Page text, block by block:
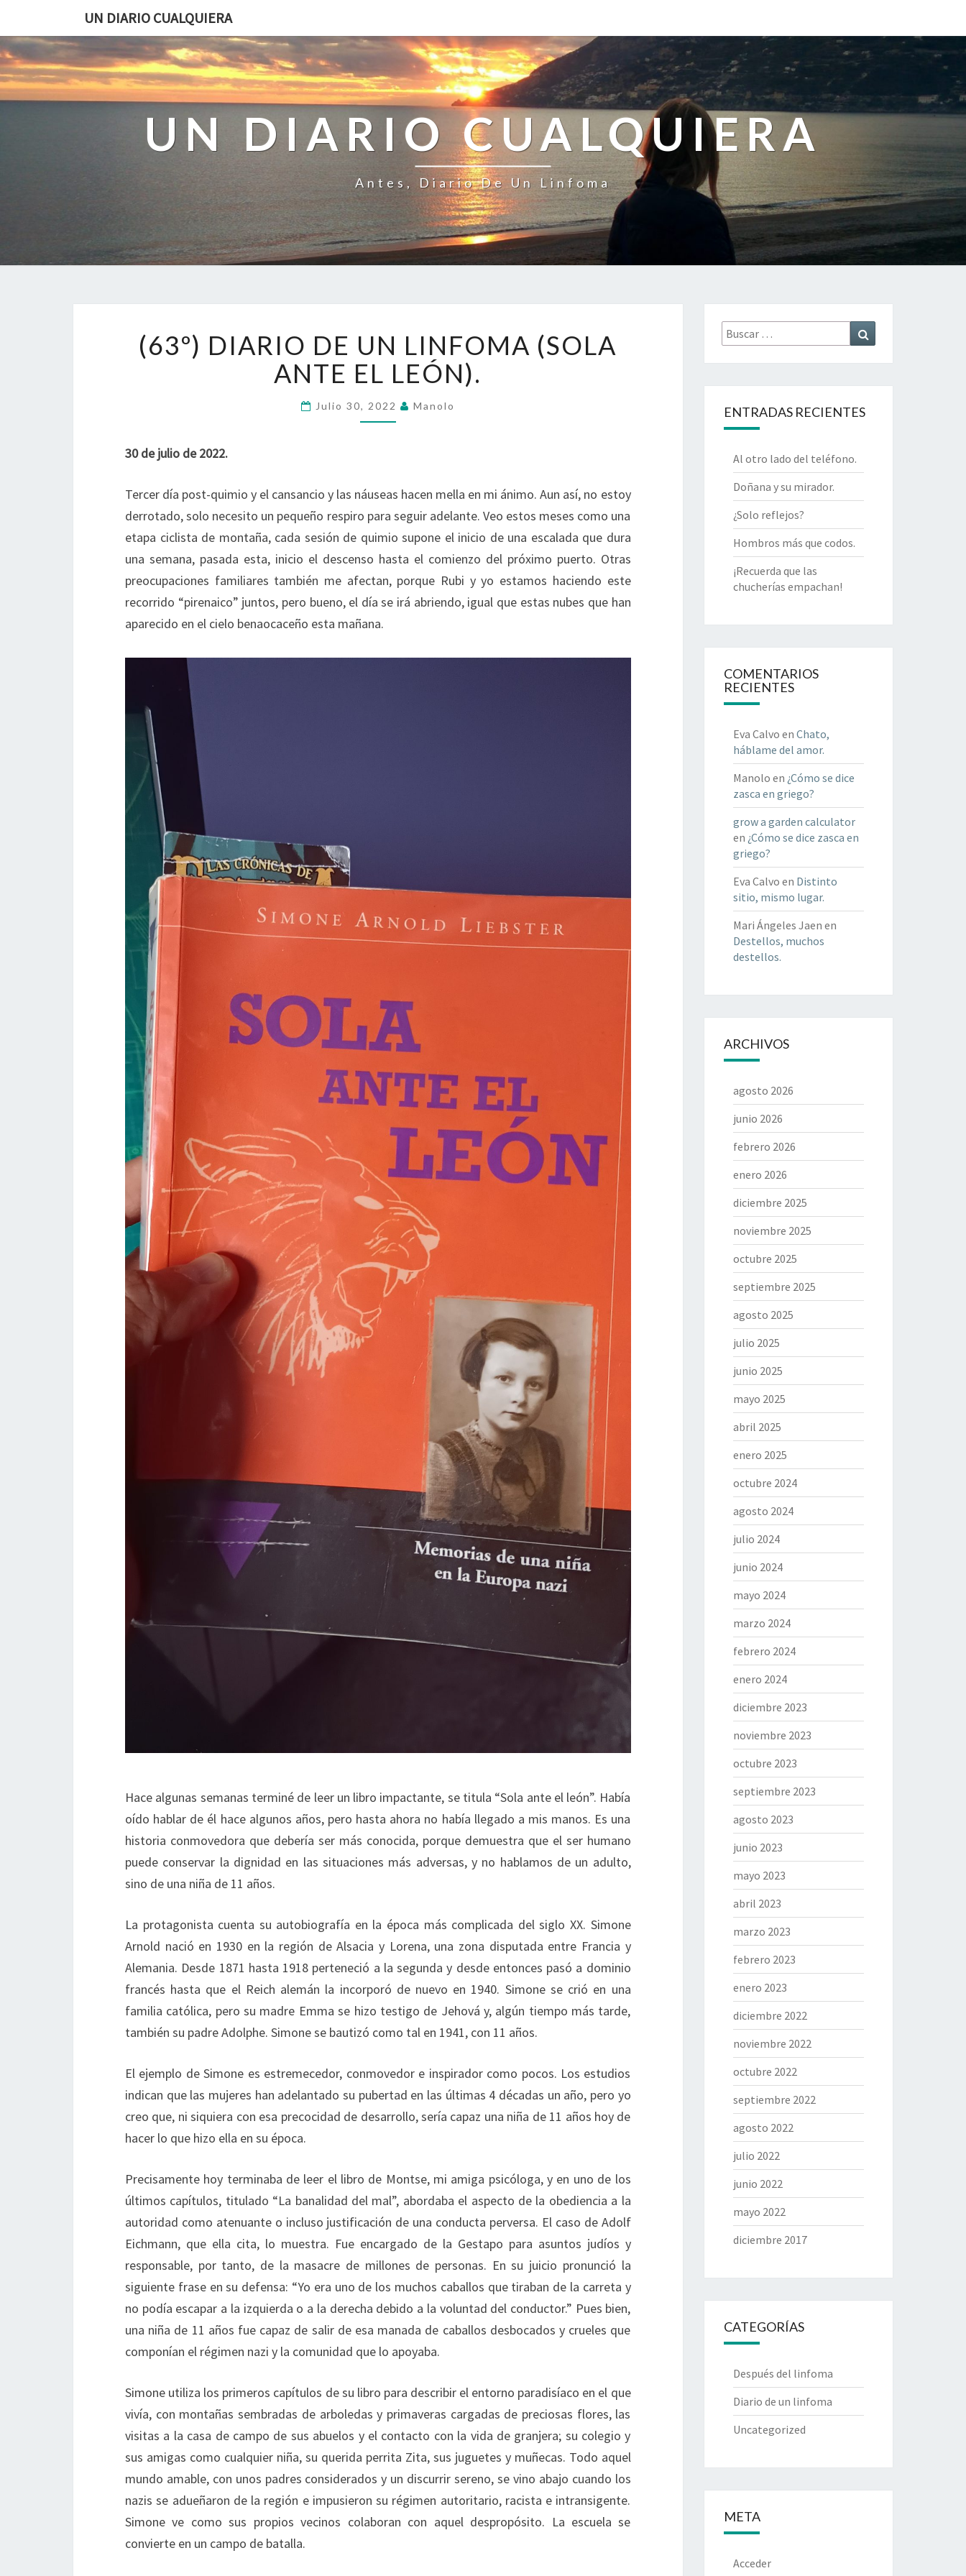
UN DIARIO CUALQUIERA
UN DIARIO CUALQUIERA
Antes, Diario De Un Linfoma
DIARIO
DE
UN
(SOLA
(63º) DIARIO DE UN LINFOMA (SOLA
ANTE EL LEÓN).
Julio 30, 2022 Manolo
30 de julio de 2022.
Tercer día post-quimio y el cansancio y las náuseas hacen mella en mi ánimo. Aun así, no estoy
derrotado, solo necesito un pequeño respiro para seguir adelante. Veo estos meses como una
etapa ciclista de montaña, cada sesión de quimio supone el inicio de una escalada que dura
una semana, pasada esta, inicio el descenso hasta el comienzo del próximo puerto. Otras
preocupaciones familiares también me afectan, porque Rubi y yo estamos haciendo este
recorrido “pirenaico” juntos, pero bueno, el día se irá abriendo, igual que estas nubes que han
aparecido en el cielo benaocaceño esta mañana.
Hace algunas semanas terminé de leer un libro impactante, se titula “Sola ante el león”. Había
oído hablar de él hace algunos años, pero hasta ahora no había llegado a mis manos. Es una
historia conmovedora que debería ser más conocida, porque demuestra que el ser humano
puede conservar la dignidad en las situaciones más adversas, y no hablamos de un adulto,
sino de una niña de 11 años.
La protagonista cuenta su autobiografía en la época más complicada del siglo XX. Simone
Arnold nació en 1930 en la región de Alsacia y Lorena, una zona disputada entre Francia y
Alemania. Desde 1871 hasta 1918 perteneció a la segunda y desde entonces pasó a dominio
francés hasta que el Reich alemán la incorporó de nuevo en 1940. Simone se crió en una
familia católica, pero su madre Emma se hizo testigo de Jehová y, algún tiempo más tarde,
también su padre Adolphe. Simone se bautizó como tal en 1941, con 11 años.
El ejemplo de Simone es estremecedor, conmovedor e inspirador como pocos. Los estudios
indican que las mujeres han adelantado su pubertad en las últimas 4 décadas un año, pero yo
creo que, ni siquiera con esa precocidad de desarrollo, sería capaz una niña de 11 años hoy de
hacer lo que hizo ella en su época.
Precisamente hoy terminaba de leer el libro de Montse, mi amiga psicóloga, y en uno de los
últimos capítulos, titulado “La banalidad del mal”, abordaba el aspecto de la obediencia a la
autoridad como atenuante o incluso justificación de una conducta perversa. El caso de Adolf
Eichmann, que ella cita, lo muestra. Fue encargado de la Gestapo para asuntos judíos y
responsable, por tanto, de la masacre de millones de personas. En su juicio pronunció la
siguiente frase en su defensa: “Yo era uno de los muchos caballos que tiraban de la carreta y
no podía escapar a la izquierda o a la derecha debido a la voluntad del conductor.” Pues bien,
una niña de 11 años fue capaz de salir de esa manada de caballos desbocados y crueles que
componían el régimen nazi y la comunidad que lo apoyaba.
Simone utiliza los primeros capítulos de su libro para describir el entorno paradisíaco en el que
vivía, con montañas sembradas de arboledas y primaveras cargadas de preciosas flores, las
visitas a la casa de campo de sus abuelos y el contacto con la vida de granjera; su colegio y
sus amigas como cualquier niña, su querida perrita Zita, sus juguetes y muñecas. Todo aquel
mundo amable, con unos padres considerados y un discurrir sereno, se vino abajo cuando los
nazis se adueñaron de la región e impusieron su régimen autoritario, racista e intransigente.
Simone ve como sus propios vecinos colaboran con aquel despropósito. La escuela se
convierte en un campo de batalla.
Buscar
por:
ENTRADAS RECIENTES
Al otro lado del teléfono.
Doñana y su mirador.
¿Solo reflejos?
Hombros más que codos.
¡Recuerda que las
chucherías empachan!
COMENTARIOS
RECIENTES
Eva Calvo en Chato,
háblame del amor.
Manolo en ¿Cómo se dice
zasca en griego?
grow a garden calculator
en ¿Cómo se dice zasca en
griego?
Eva Calvo en Distinto
sitio, mismo lugar.
Mari Ángeles Jaen en
Destellos, muchos
destellos.
ARCHIVOS
agosto 2026
junio 2026
febrero 2026
enero 2026
diciembre 2025
noviembre 2025
octubre 2025
septiembre 2025
agosto 2025
julio 2025
junio 2025
mayo 2025
abril 2025
enero 2025
octubre 2024
agosto 2024
julio 2024
junio 2024
mayo 2024
marzo 2024
febrero 2024
enero 2024
diciembre 2023
noviembre 2023
octubre 2023
septiembre 2023
agosto 2023
junio 2023
mayo 2023
abril 2023
marzo 2023
febrero 2023
enero 2023
diciembre 2022
noviembre 2022
octubre 2022
septiembre 2022
agosto 2022
julio 2022
junio 2022
mayo 2022
diciembre 2017
CATEGORÍAS
Después del linfoma
Diario de un linfoma
Uncategorized
META
Acceder